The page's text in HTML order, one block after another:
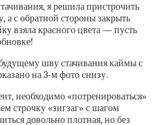
я решила пристрочить
а с обратной стороны закрыть
взяла красного цвета — пусть
шву стачивания каймы с
на 3-м фото снизу.
необходимо «потренироваться»
строчку «зигзаг» с шагом
довольно плотная, но без